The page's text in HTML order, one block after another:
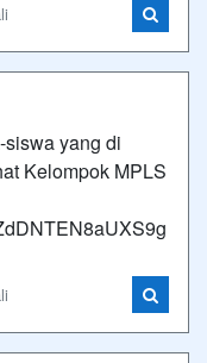
yang di
Kelompok MPLS